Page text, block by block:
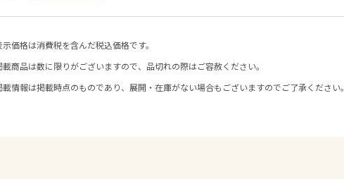
価格は消費税を含んだ税込価格です。
商品は数に限りがございますので、品切れの際はご容赦ください。
情報は掲載時点のものであり、展開・在庫がない場合もございますのでご了承ください。